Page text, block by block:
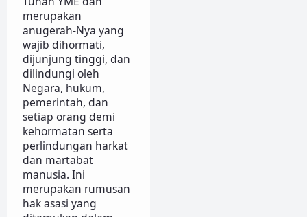
merupakan
anugerah-Nya yang
wajib dihormati,
dijunjung tinggi, dan
dilindungi oleh
Negara, hukum,
pemerintah, dan
setiap orang demi
kehormatan serta
perlindungan harkat
dan martabat
manusia. Ini
merupakan rumusan
hak asasi yang